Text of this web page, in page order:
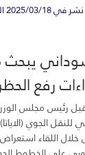
نشر في 2025/03/18 الساعة 2:19 م
يبحث
رفع
رئيس مجلس
للنقل الجوي
اللقاء